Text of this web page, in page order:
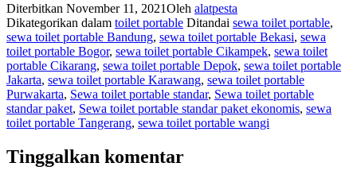
Diterbitkan November 11, 2021Oleh alatpesta
Dikategorikan dalam toilet portable Ditandai sewa toilet portable,
sewa toilet portable Bandung, sewa toilet portable Bekasi, sewa
toilet portable Bogor, sewa toilet portable Cikampek, sewa toilet
portable Cikarang, sewa toilet portable Depok, sewa toilet portable
Jakarta, sewa toilet portable Karawang, sewa toilet portable
Purwakarta, Sewa toilet portable standar, Sewa toilet portable
standar paket, Sewa toilet portable standar paket ekonomis, sewa
toilet portable Tangerang, sewa toilet portable wangi
Tinggalkan komentar